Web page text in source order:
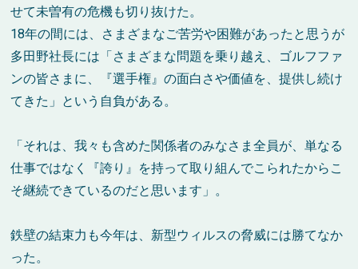
せて未曽有の危機も切り抜けた。
18年の間には、さまざまなご苦労や困難があったと思うが
多田野社長には「さまざまな問題を乗り越え、ゴルフファ
ンの皆さまに、『選手権』の面白さや価値を、提供し続け
てきた」という自負がある。
「それは、我々も含めた関係者のみなさま全員が、単なる
仕事ではなく『誇り』を持って取り組んでこられたからこ
そ継続できているのだと思います」。
鉄壁の結束力も今年は、新型ウィルスの脅威には勝てなか
った。